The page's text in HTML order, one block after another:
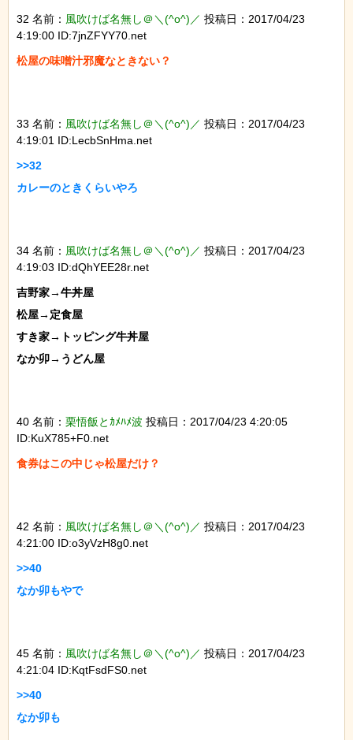
32 名前： 風吹けば名無し＠＼(^o^)／ 投稿日：2017/04/23
4:19:00 ID:7jnZFYY70.net
松屋の味噌汁邪魔なときない？
33 名前： 風吹けば名無し＠＼(^o^)／ 投稿日：2017/04/23
4:19:01 ID:LecbSnHma.net
>>32
カレーのときくらいやろ
34 名前： 風吹けば名無し＠＼(^o^)／ 投稿日：2017/04/23
4:19:03 ID:dQhYEE28r.net
吉野家→牛丼屋
松屋→定食屋
すき家→トッピング牛丼屋
なか卯→うどん屋
40 名前： 栗悟飯とｶﾒﾊﾒ波 投稿日：2017/04/23 4:20:05
ID:KuX785+F0.net
食券はこの中じゃ松屋だけ？
42 名前： 風吹けば名無し＠＼(^o^)／ 投稿日：2017/04/23
4:21:00 ID:o3yVzH8g0.net
>>40
なか卯もやで
45 名前： 風吹けば名無し＠＼(^o^)／ 投稿日：2017/04/23
4:21:04 ID:KqtFsdFS0.net
>>40
なか卯も